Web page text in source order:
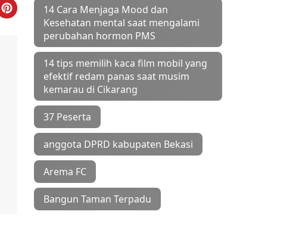
14 Cara Menjaga Mood dan
Kesehatan mental saat mengalami
perubahan hormon PMS
14 tips memilih kaca film mobil yang
efektif redam panas saat musim
kemarau di Cikarang
37 Peserta
anggota DPRD kabupaten Bekasi
Arema FC
Bangun Taman Terpadu